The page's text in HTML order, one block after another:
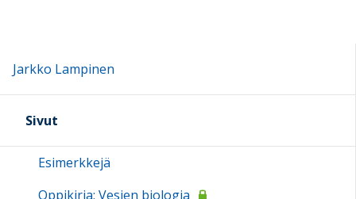
Jarkko Lampinen
Sivut
Esimerkkejä
Oppikirja: Vesien biologia